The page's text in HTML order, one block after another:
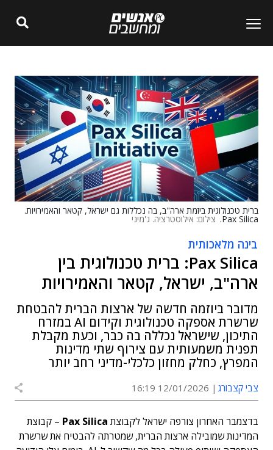
ברית טכנולוגית ביזמת ארה"ב, בה נכללות גם ישראל, קטאר והאמירויות.
Pax Silica. צילום: אילוסטרציה. ג'מיני
בינה מלאכותית
Pax Silica: ברית טכנולוגית בין
ארה"ב, ישראל, קטאר והאמירויות
מדובר ביוזמה חדשה של ארצות הברית להבטחת
שרשרת אספקה טכנולוגית וקידום AI במזרח
התיכון, שישראל נכללה בה כבר, וכעת מקבלת
תפנית משמעותית עם צירוף שתי מדינות
המפרץ, כחלק מחזון כלכלי-מדיני רחב יותר
צבי קצבורג 12/01/2026 16:19
בדצמבר האחרון צורפה ישראל לקבוצת Pax Silica – קבוצת
המדינות שמובילה ארצות הברית, שמטרתה להבטיח את שרשרת